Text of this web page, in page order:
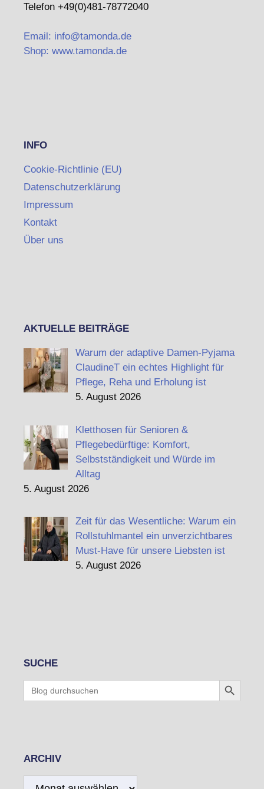
Telefon +49(0)481-78772040
Email: info@tamonda.de
Shop: www.tamonda.de
INFO
Cookie-Richtlinie (EU)
Datenschutzerklärung
Impressum
Kontakt
Über uns
AKTUELLE BEITRÄGE
Warum der adaptive Damen-Pyjama
ClaudineT ein echtes Highlight für
Pflege, Reha und Erholung ist
5. August 2026
Kletthosen für Senioren &
Pflegebedürftige: Komfort,
Selbstständigkeit und Würde im
Alltag
5. August 2026
Zeit für das Wesentliche: Warum ein
Rollstuhlmantel ein unverzichtbares
Must-Have für unsere Liebsten ist
5. August 2026
SUCHE
Search
for:
Search Button
ARCHIV